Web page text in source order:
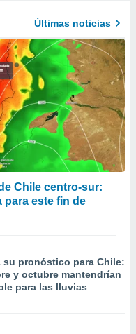
Últimas noticias
Chile centro-sur:
para este fin de
su pronóstico para Chile:
y octubre mantendrían
para las lluvias